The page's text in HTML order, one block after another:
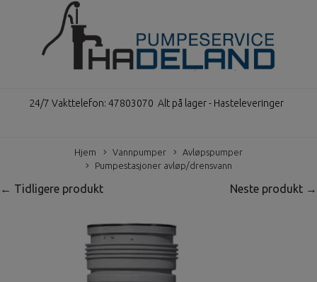
24/7 Vakttelefon: 47803070 Alt på lager - Hasteleveringer
Hjem Vannpumper
Avløpspumper
Pumpestasjoner avløp/drensvann
Neste produkt →
← Tidligere produkt